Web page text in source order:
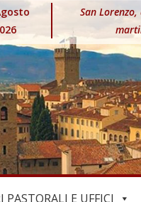
San
PASTORALI E UFFICI